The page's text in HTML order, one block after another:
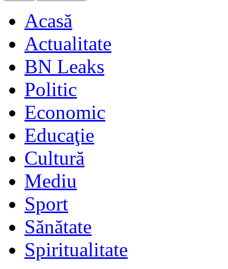
Acasă
Actualitate
BN Leaks
Politic
Economic
Educaţie
Cultură
Mediu
Sport
Sănătate
Spiritualitate